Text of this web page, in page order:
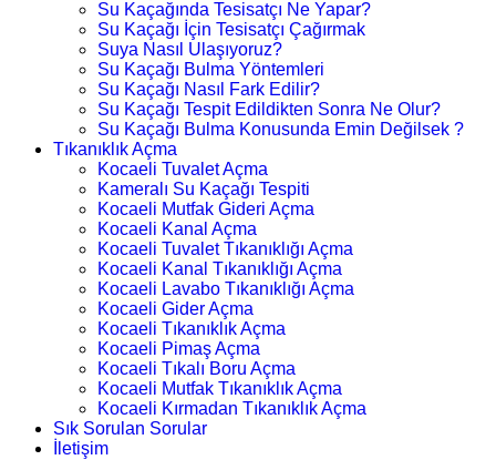
Su Kaçağında Tesisatçı Ne Yapar?
Su Kaçağı İçin Tesisatçı Çağırmak
Suya Nasıl Ulaşıyoruz?
Su Kaçağı Bulma Yöntemleri
Su Kaçağı Nasıl Fark Edilir?
Su Kaçağı Tespit Edildikten Sonra Ne Olur?
Su Kaçağı Bulma Konusunda Emin Değilsek ?
Tıkanıklık Açma
Kocaeli Tuvalet Açma
Kameralı Su Kaçağı Tespiti
Kocaeli Mutfak Gideri Açma
Kocaeli Kanal Açma
Kocaeli Tuvalet Tıkanıklığı Açma
Kocaeli Kanal Tıkanıklığı Açma
Kocaeli Lavabo Tıkanıklığı Açma
Kocaeli Gider Açma
Kocaeli Tıkanıklık Açma
Kocaeli Pimaş Açma
Kocaeli Tıkalı Boru Açma
Kocaeli Mutfak Tıkanıklık Açma
Kocaeli Kırmadan Tıkanıklık Açma
Sık Sorulan Sorular
İletişim